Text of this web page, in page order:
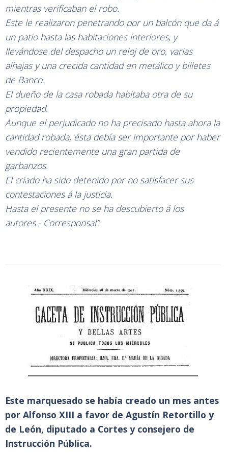
mientras verificaban el robo.
Este le realizaron penetrando por un balcón que da á
un patio hasta las habitaciones interiores, y
llevándose del despacho un reloj de oro, varias
alhajas y una crecida cantidad en metálico y billetes
de Banco.
El dueño de la casa robada habitaba otra de su
propiedad.
Aunque el perjudicado no ha precisado hasta ahora la
cantidad robada, ésta debía ser importante por haber
vendido recientemente una gran partida de
garbanzos.
El criado ha sido detenido por no satisfacer sus
contestaciones á la justicia.
Hasta el presente no se ha descubierto á los
autores.- Corresponsal”.
Este marquesado se había creado un mes antes
por Alfonso XIII a favor de Agustín Retortillo y
de León, diputado a Cortes y consejero de
Instrucción Pública.